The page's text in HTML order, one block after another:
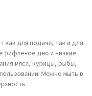
для подачи, так и для
рифленое дно и низкие
мяса, курицы, рыбы,
Можно мыть в